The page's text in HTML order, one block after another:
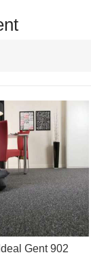
Gent 902